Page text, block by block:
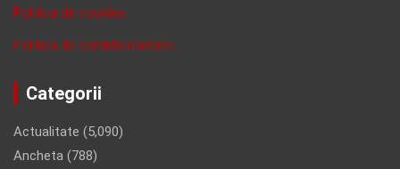
Politica de cookies
Politica de confidentalitate
Categorii
Actualitate (5,090)
Ancheta (788)